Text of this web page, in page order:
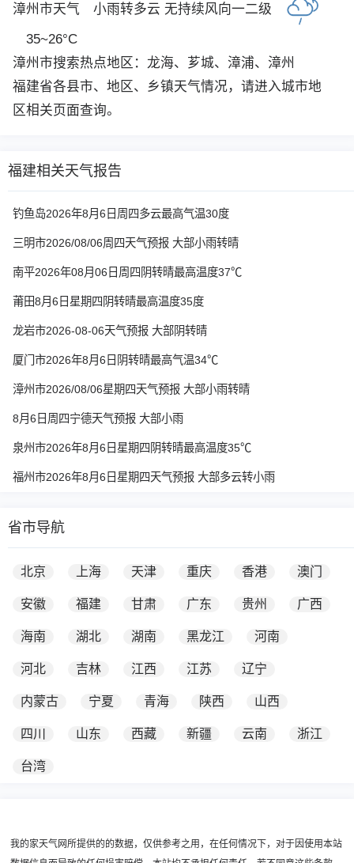
漳州市天气 小雨转多云 无持续风向一二级
35~26°C
漳州市搜索热点地区： 龙海、 芗城、 漳浦、 漳州
福建省各县市、地区、乡镇天气情况，请进入城市地
区相关页面查询。
福建相关天气报告
钓鱼岛2026年8月6日周四多云最高气温30度
三明市2026/08/06周四天气预报 大部小雨转晴
南平2026年08月06日周四阴转晴最高温度37℃
莆田8月6日星期四阴转晴最高温度35度
龙岩市2026-08-06天气预报 大部阴转晴
厦门市2026年8月6日阴转晴最高气温34℃
漳州市2026/08/06星期四天气预报 大部小雨转晴
8月6日周四宁德天气预报 大部小雨
泉州市2026年8月6日星期四阴转晴最高温度35℃
福州市2026年8月6日星期四天气预报 大部多云转小雨
省市导航
北京 上海 天津 重庆 香港 澳门
安徽 福建 甘肃 广东 贵州 广西
海南 湖北 湖南 黑龙江 河南
河北 吉林 江西 江苏 辽宁
内蒙古 宁夏 青海 陕西 山西
四川 山东 西藏 新疆 云南 浙江
台湾
我的家天气网所提供的的数据，仅供参考之用，在任何情况下，对于因使用本站